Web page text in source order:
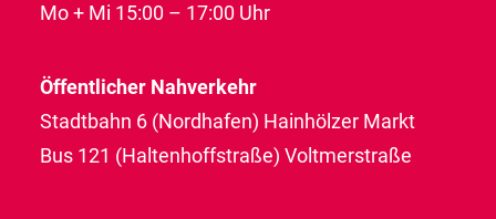
Mo + Mi 15:00 – 17:00 Uhr
Öffentlicher Nahverkehr
Stadtbahn 6 (Nordhafen) Hainhölzer Markt
Bus 121 (Haltenhoffstraße) Voltmerstraße